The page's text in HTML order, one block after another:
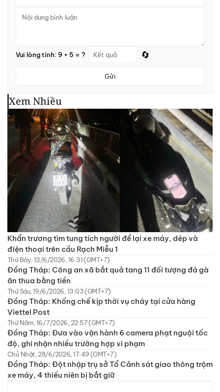
Vui lòng tính: 9 + 5 = ? 🔄
Gửi
Xem Nhiều
Khẩn trương tìm tung tích người để lại xe máy, dép và
điện thoại trên cầu Rạch Miễu 1
Thứ Bảy, 13/6/2026, 16:31 (GMT+7)
Đồng Tháp: Công an xã bắt quả tang 11 đối tượng đá gà
ăn thua bằng tiền
Thứ Sáu, 19/6/2026, 13:03 (GMT+7)
Đồng Tháp: Khống chế kịp thời vụ cháy tại cửa hàng
Viettel Post
Thứ Năm, 16/7/2026, 22:57 (GMT+7)
Đồng Tháp: Đưa vào vận hành 6 camera phạt nguội tốc
độ, ghi nhận nhiều trường hợp vi phạm
Chủ Nhật, 28/6/2026, 17:49 (GMT+7)
Đồng Tháp: Đột nhập trụ sở Tổ Cảnh sát giao thông trộm
xe máy, 4 thiếu niên bị bắt giữ